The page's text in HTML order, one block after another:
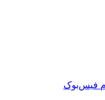
فیس‌بوک